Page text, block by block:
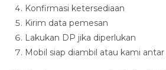
Konfirmasi ketersediaan
Kirim data pemesan
Lakukan DP jika diperlukan
Mobil siap diambil atau kami antar